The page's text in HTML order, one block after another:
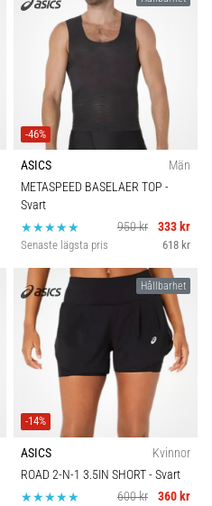
-46%
ASICS
Män
METASPEED BASELAER TOP -
Svart
950 kr
333 kr
Senaste lägsta pris 618 kr
Hållbarhet
-14%
ASICS
Kvinnor
ROAD 2-N-1 3.5IN SHORT- Svart
600 kr
360 kr